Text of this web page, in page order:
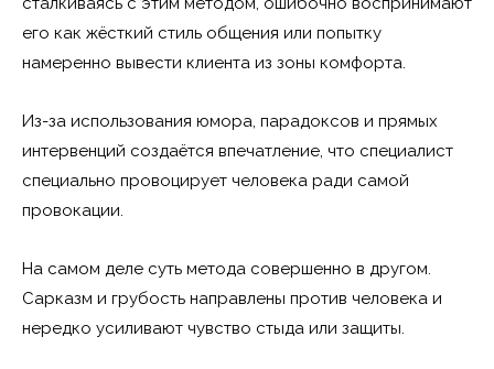
его как жёсткий стиль общения или попытку
намеренно вывести клиента из зоны комфорта.
Из-за использования юмора, парадоксов и прямых
интервенций создаётся впечатление, что специалист
специально провоцирует человека ради самой
провокации.
На самом деле суть метода совершенно в другом.
Сарказм и грубость направлены против человека и
нередко усиливают чувство стыда или защиты.